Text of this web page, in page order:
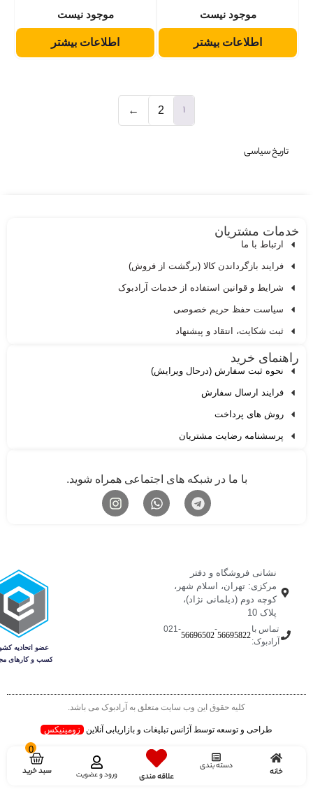
موجود نیست
اطلاعات بیشتر
موجود نیست
اطلاعات بیشتر
تاریخ سیاسی
خدمات مشتریان
ارتباط با ما
فرایند بازگرداندن کالا (برگشت از فروش)
شرایط و قوانین استفاده از خدمات آرادبوک
سیاست حفظ حریم خصوصی
ثبت شکایت، انتقاد و پیشنهاد
راهنمای خرید
نحوه ثبت سفارش (درحال ویرایش)
فرایند ارسال سفارش
روش های پرداخت
پرسشنامه رضایت مشتریان
با ما در شبکه های اجتماعی همراه شوید.
نشانی فروشگاه و دفتر
مرکزی: تهران، اسلام شهر،
کوچه دوم (دیلمانی نژاد)،
پلاک 10
تماس با
آرادبوک:
56695822
56696502
کلیه حقوق این وب سایت متعلق به آرادبوک می باشد.
طراحی و توسعه توسط آژانس تبلیغات و بازاریابی آنلاین زومینیکس
دسته بندی
علاقه مندی
ورود و عضویت سبد خرید